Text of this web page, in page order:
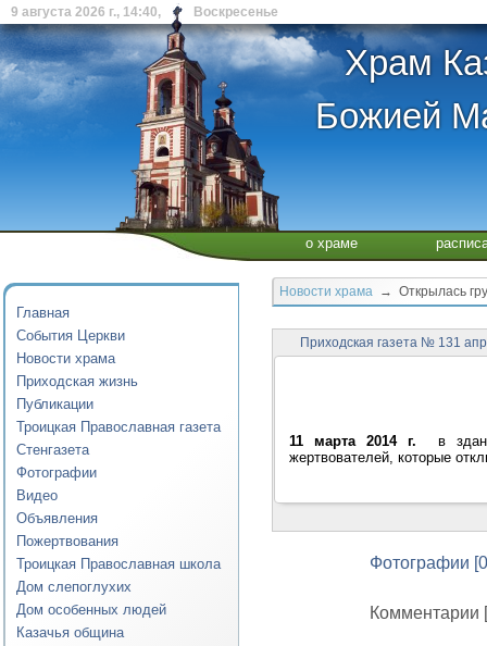
9 августа 2026 г., 14:40, Воскресенье
Храм
Божией
о храме
Главная
События Церкви
Новости храма
Приходская жизнь
Публикации
Троицкая Православная газета
Стенгазета
Фотографии
Видео
Объявления
Пожертвования
Троицкая Православная школа
Дом слепоглухих
Дом особенных людей
Казачья община
Новости храма → Открылась
Приходская газета № 131
11 марта 2014 г. в
жертвователей, которые
Фотографии
Комментарии